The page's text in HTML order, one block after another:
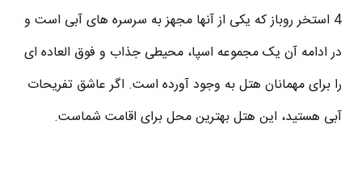
4 استخر روباز که یکی از آنها مجهز به سرسره های آبی است و
در ادامه آن یک مجموعه اسپا، محیطی جذاب و فوق العاده ای
را برای مهمانان هتل به وجود آورده است. اگر عاشق تفریحات
آبی هستید، این هتل بهترین محل برای اقامت شماست.